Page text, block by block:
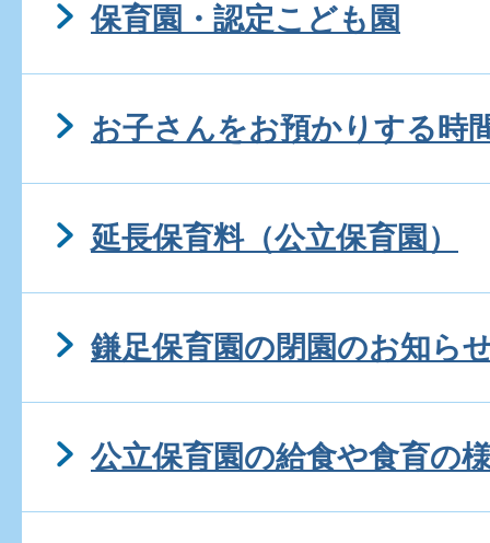
保育園・認定こども園
お子さんをお預かりする時
延長保育料（公立保育園）
鎌足保育園の閉園のお知ら
公立保育園の給食や食育の